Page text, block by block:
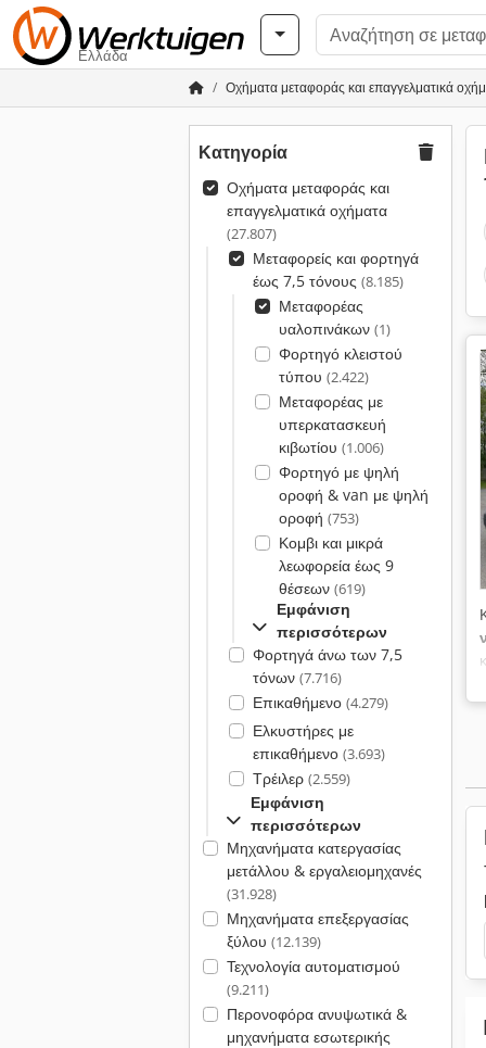
Ελλάδα
Οχήματα μεταφοράς και επαγγελματικά
Κατηγορία
Οχήματα μεταφοράς και
επαγγελματικά οχήματα
(27.807)
Μεταφορείς και φορτηγά
έως 7,5 τόνους (8.185)
Μεταφορέας
υαλοπινάκων (1)
Φορτηγό κλειστού
τύπου (2.422)
Μεταφορέας με
υπερκατασκευή
κιβωτίου (1.006)
Φορτηγό με ψηλή
οροφή & van με ψηλή
οροφή (753)
Κομβι και μικρά
λεωφορεία έως 9
θέσεων (619)
Εμφάνιση
περισσότερων
Φορτηγά άνω των 7,5
τόνων (7.716)
Επικαθήμενο (4.279)
Ελκυστήρες με
επικαθήμενο (3.693)
Τρέιλερ (2.559)
Εμφάνιση
περισσότερων
Μηχανήματα κατεργασίας
μετάλλου & εργαλειομηχανές
(31.928)
Μηχανήματα επεξεργασίας
ξύλου (12.139)
Τεχνολογία αυτοματισμού
(9.211)
Περονοφόρα ανυψωτικά &
μηχανήματα εσωτερικής